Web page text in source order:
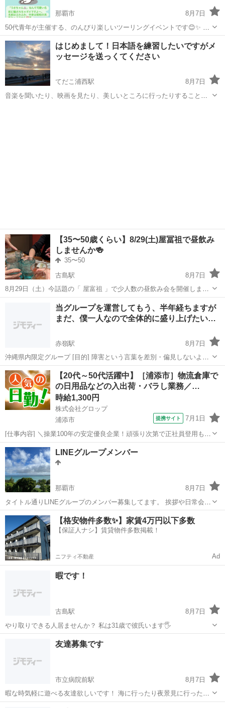
那覇市
8月7日
50代青年が主催する、のんびり楽しいツーリングイベントです😊✨ 現
在の参加予定は、20代・30代・50代🎵 最年少は27歳の方が参加予定で
す🌈 実は、ツーリングで夏の川遊びを取り入れたのは今年が初めて😊
💙 「バイクもアウ...
沖縄 那覇市 ツーリング
はじめまして！日本語を練習したいですがメ
ッセージを送っくてください
てだこ浦西駅
8月7日
音楽を聞いたり、映画を見たり、美しいところに行ったりすることに
【35〜50歳くらい】8/29(土)屋冨祖で昼飲み
しませんか🍻
35〜50
古島駅
8月7日
8月29日（土）今話題の「 屋富祖 」で少人数の昼飲み会を開催します
🍻 主催は40代の女性1名・男性1名です 今回は、一緒に楽しく飲める
35〜50歳くらいの方を あと2名ほど募集します！ 4人くらいの少人数
古島駅 その他
当グループを運営してもう、半年経ちますが
まだ、僕一人なので全体的に盛り上げたい…
赤嶺駅
8月7日
沖縄県内限定グループ [目的] 障害という言葉を差別・偏見しないよう
な環境・社会を一緒に作り上げて更に、障害という大きな壁をぶち当
たったて乗り越えましょう！ [概要] 沖縄県内の大型障害者グループで
す。 ※当グループはオ...
沖縄 豊見城市 赤嶺駅 友達
【20代～50代活躍中】［浦添市］物流倉庫で
の日用品などの入出荷・バラし業務／…
時給1,300円
株式会社グロップ
浦添市
提携サイト 7月1日
[仕事内容] ＼操業100年の安定優良企業！頑張り次第で正社員登用もあ
り／ ────────────────────────── 社員同士の仲が良く、風
通しの良い社風が自慢で、 「人間関係でのストレスが少ない」との声
も多数...
沖縄 浦添市 工場
LINEグループメンバー
那覇市
8月7日
タイトル通りLINEグループのメンバー募集してます。 挨拶や日常会
話、趣味が合う人がいれば趣味の話、◯◯ってお店良かったよみたい
な情報交換etc..色々活用して下さい😊 現在は15名前後で年齢層も幅広
くいますが仲良く会話し...
沖縄 那覇市 友達 グループ
【格安物件多数✨】家賃4万円以下多数
【保証人ナシ】賃貸物件多数掲載！
ニフティ不動産 Ad
暇です！
古島駅
8月7日
やり取りできる人居ませんか？ 私は31歳で彼氏います🖐️
古島駅 その他
友達募集です
市立病院前駅
8月7日
暇な時気軽に遊べる友達欲しいです！ 海に行ったり夜景見に行ったり
したいです🙇‍♂️ 年齢性別気にしないのでよろしくお願いします！まずは